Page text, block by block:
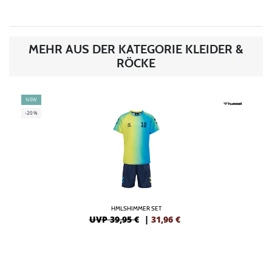
MEHR AUS DER KATEGORIE KLEIDER &
RÖCKE
NEW
-20%
HMLSHIMMER SET
UVP 39,95 € | 31,96 €